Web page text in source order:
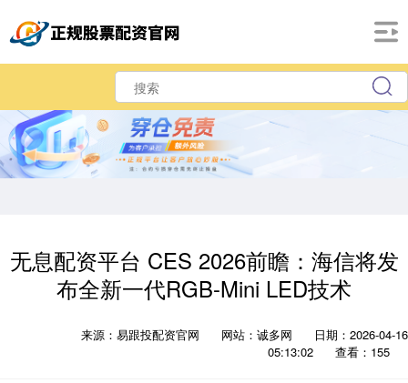
无息配资平台 CES 2026前瞻：海信将发
布全新一代RGB-Mini LED技术
来源：易跟投配资官网 网站：诚多网
日期：2026-04-16
05:13:02
查看：155